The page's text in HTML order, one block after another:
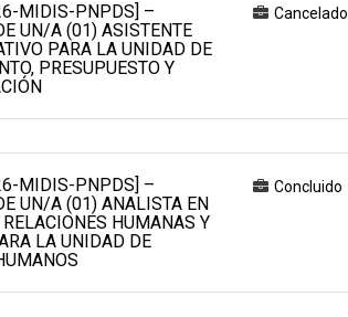
MIDIS-PNPDS] –
UN/A (01) ASISTENTE
PARA LA UNIDAD DE
PRESUPUESTO Y
Cancelado
MIDIS-PNPDS] –
UN/A (01) ANALISTA EN
HUMANAS Y
LA UNIDAD DE
Concluido